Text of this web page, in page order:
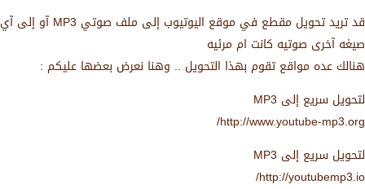
قد تريد تحويل مقطع في موقع اليوتيوب إلى ملف صوتي MP3 آو إلى آي
صيغه آخرى صوتيه كانت ام مرئيه
هنالك عده مواقع تقوم بهذا التحويل .. وهنا نعرض بعضها عليكم :
لتحويل سريع إلى MP3
http://www.youtube-mp3.org/
لتحويل سريع إلى MP3
http://youtubemp3.io/